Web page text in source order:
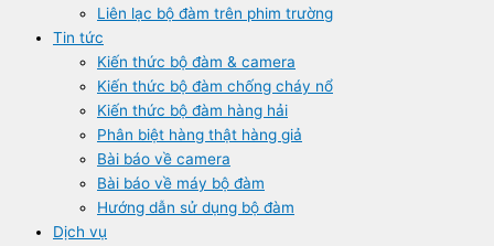
Liên lạc bộ đàm trên phim trường
Tin tức
Kiến thức bộ đàm & camera
Kiến thức bộ đàm chống cháy nổ
Kiến thức bộ đàm hàng hải
Phân biệt hàng thật hàng giả
Bài báo về camera
Bài báo về máy bộ đàm
Hướng dẫn sử dụng bộ đàm
Dịch vụ